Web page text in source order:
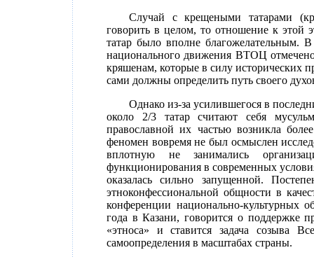
Случай с крещеными татарами
говорить в целом, то отношение к этой
татар было вполне благожелательным.
национального движения ВТОЦ
кряшенам, которые в силу исторических
сами должны определить путь своего
Однако из-за усилившегося в
около 2/3 татар считают себя
православной их частью возникла
феномен вовремя не был осмыслен
вплотную не занимались
функционирования в современных
оказалась сильно запущенной.
этноконфессиональной общности в
конференции национально-культурных
года в Казани, говорится о поддержке
«этноса» и ставится задача созыва
самоопределения в масштабах страны.